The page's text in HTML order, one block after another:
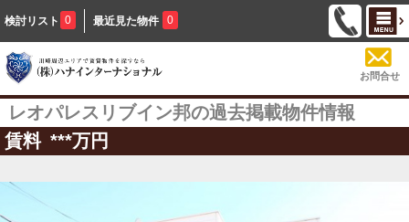
検討リスト 0 最近見た物件 0
お問合せ
レオパレスリブイン邦の過去掲載物件情報
賃料 ***万円